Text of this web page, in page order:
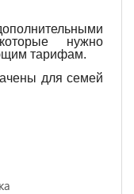
нужно
тарифам.
для семей